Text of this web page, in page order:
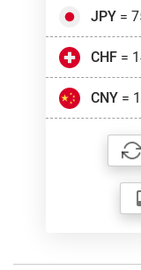
JPY=
CHF=
CNY=